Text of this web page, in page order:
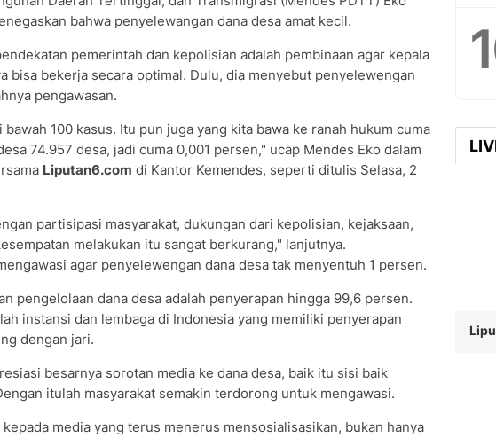
bahwa penyelewangan dana desa amat kecil.
pemerintah dan kepolisian adalah pembinaan agar kepala
bisa bekerja secara optimal. Dulu, dia menyebut penyelewengan
pengawasan.
100 kasus. Itu pun juga yang kita bawa ke ranah hukum cuma
74.957 desa, jadi cuma 0,001 persen," ucap Mendes Eko dalam
Liputan6.com di Kantor Kemendes, seperti ditulis Selasa, 2
partisipasi masyarakat, dukungan dari kepolisian, kejaksaan,
melakukan itu sangat berkurang," lanjutnya.
agar penyelewengan dana desa tak menyentuh 1 persen.
pengelolaan dana desa adalah penyerapan hingga 99,6 persen.
instansi dan lembaga di Indonesia yang memiliki penyerapan
dengan jari.
besarnya sorotan media ke dana desa, baik itu sisi baik
itulah masyarakat semakin terdorong untuk mengawasi.
media yang terus menerus mensosialisasikan, bukan hanya